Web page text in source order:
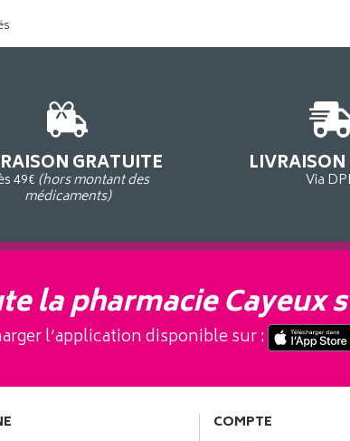
GRATUITE
49€(hors montant des
médicaments)
Via
la pharmacie Cayeux
l’application disponible sur :
COMPTE